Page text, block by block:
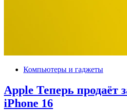
Компьютеры и гаджеты
Apple Теперь продаёт
iPhone 16